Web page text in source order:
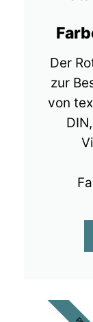
Der
zur
von